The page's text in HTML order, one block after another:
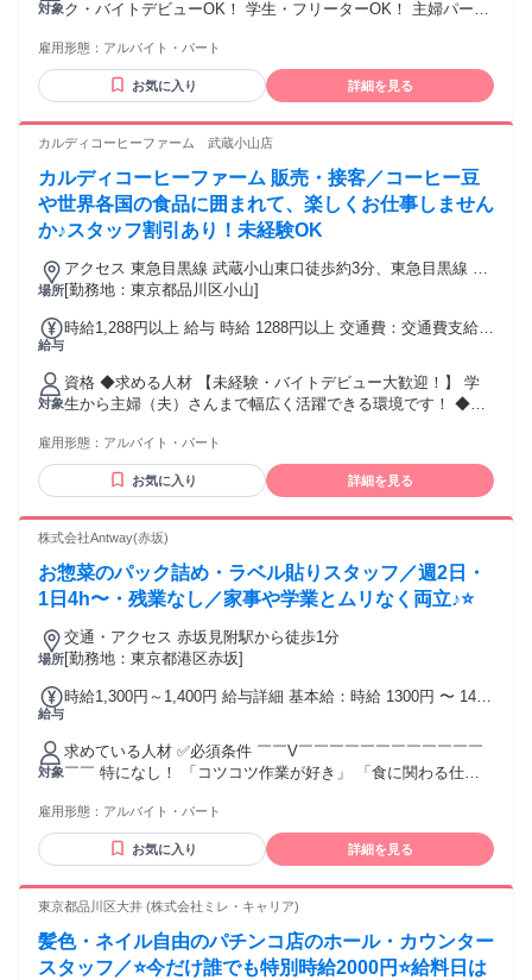
す。 入社者と紹介者双方に計2万円の支給となります！ 【昇
給制度】 10円～60円まで ※最大時給は昇給額を含めて算出し
費：交通費支給 交通費規定支給(月10万円まで)
対象ク・バイトデビューOK！ 学生・フリーターOK！ 主婦パー
中！ ハローワークでお仕事をお探し中の方歓迎！ ワークライ
フバランス充実で 同年代の方と気軽に楽しく働けます！ 年齢
の条件と理由：※20歳以上(健康増進法のため)
雇用形態： アルバイト・パート
お気に入り 詳細を見る
カルディコーヒーファーム 武蔵小山店
カルディコーヒーファーム 販売・接客／コーヒー豆
や世界各国の食品に囲まれて、楽しくお仕事しません
か♪スタッフ割引あり！未経験OK
場所
アクセス 東急目黒線 武蔵小山東口徒歩約3分、東急目黒線 西
小山徒歩約11分、東急池上線 戸越銀座出入口1徒歩約13分
[勤務地：東京都品川区小山]
給与
時給1,288円以上 給与 時給 1288円以上 交通費：交通費支給
対象
資格 ◆求める人材 【未経験・バイトデビュー大歓迎！】 学
生から主婦（夫）さんまで幅広く活躍できる環境です！ ◆こ
ん ・家事の合間に働きたい主婦(夫)さん ・ガッツリ稼ぎたい
フリーターさん ・効率よく働きたいWワーク希望の方 ・仕事
復帰を目指すブランクのある方 ※18歳未満の方は22時までの
や「テスト期間のシフト調整」など 働き方は面接時に柔軟に
雇用形態： アルバイト・パート
お気に入り 詳細を見る
株式会社Antway(赤坂)
お惣菜のパック詰め・ラベル貼りスタッフ／週2日・
1日4h〜・残業なし／家事や学業とムリなく両立♪⭐
場所
交通・アクセス 赤坂見附駅から徒歩1分
[勤務地：東京都港区赤坂]
給与
時給1,300円～1,400円 給与詳細 基本給：時給 1300円 〜 1400
1400円 ・交通費支給（月額4万円または日額2000円まで支
給） ・試用期間中は時給1250円（試用期間は1か月）
対象
求めている人材 ✅必須条件 ￣￣V￣￣￣￣￣￣￣￣￣￣￣￣
￣￣ 特になし！ 「コツコツ作業が好き」 「食に関わる仕事
リ！ ￣￣V￣￣￣￣￣￣￣￣￣￣￣￣￣￣ ・未経験、バイト
デビューの方 ・接客より裏方作業が好きな方 ・コツコツ、モ
クモク作業が好きな方 ・決まった手順で進める仕事が好きな
校帰りに働きたい方 ・夕方以降に効率よく働きたい方
雇用形態： アルバイト・パート
お気に入り 詳細を見る
東京都品川区大井 (株式会社ミレ・キャリア)
髪色・ネイル自由のパチンコ店のホール・カウンター
スタッフ／⭐今だけ誰でも特別時給2000円⭐給料日は